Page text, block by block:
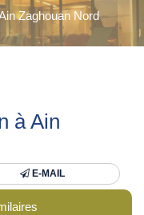
Zaghouan Nord
à Ain
E-MAIL